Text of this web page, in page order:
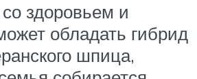
здоровьем и
обладать гибрид
шпица,